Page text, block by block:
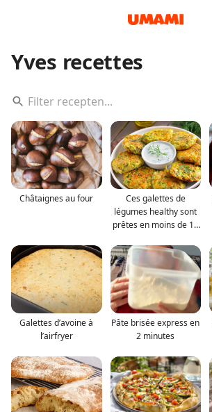
Yves recettes
Châtaignes au four
Ces galettes de
légumes healthy sont
prêtes en moins de 15
Galettes d’avoine à
l’airfryer
Pâte brisée express en
2 minutes